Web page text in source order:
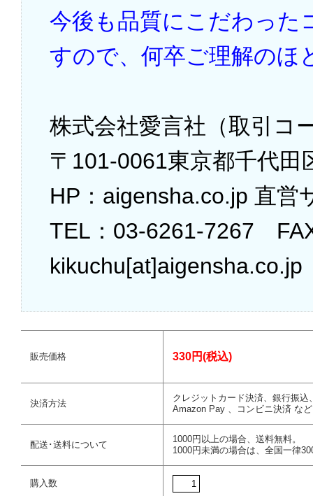
今後も品質にこだわった
すので、何卒ご理解のほ
株式会社愛言社（取引コ
〒101-0061東京都千代田
HP：aigensha.co.jp 直営
TEL：03-6261-7267
kikuchu[at]aigensha.co.jp
販売価格 330円(税込)
決済方法
クレジットカード決済、銀行振込
Amazon Pay 、コンビニ決済 など
配送･送料について
1000円以上の場合、送料無料。
1000円未満の場合は、全国一律
購入数